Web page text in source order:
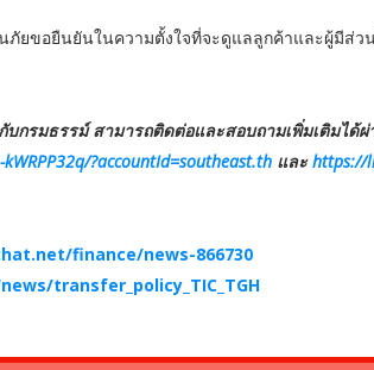
ภัยขอยืนยันในความตั้งใจที่จะดูแลลูกค้าและผู้มีส่ว
กรมธรรม์ สามารถติดต่อและสอบถามเพิ่มเติมได้ผ่
?accountId=southeast.th และhttps://
finance/news-866730
transfer_policy_TIC_TGH